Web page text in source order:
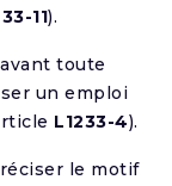
11).
toute
un emploi
L1233-4).
le motif